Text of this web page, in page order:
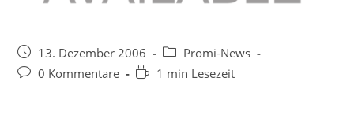
Beitrag
veröffentlicht:
13. Dezember 2006
Beitrags-
Kategorie:
Promi-News
Beitrags-
0 Kommentare Lesedauer:
1 min Lesezeit